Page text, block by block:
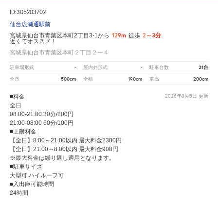
ID:305203702
仙台広瀬通駅前
宮城県仙台市青葉区本町2丁目3-1から 129m 徒歩 2～3分
近くてオススメ！
宮城県仙台市青葉区本町２丁目２ー４
駐車場形式 - 屋内外形式 - 駐車台数 21台
全長 500cm 全幅 190cm 車高 200cm
2026年8月5日 更新
■料金
全日
08:00-21:00 30分/200円
21:00-08:00 60分/100円
■上限料金
【全日】8:00～21:00以内 最大料金2300円
【全日】21:00～8:00以内 最大料金900円
※最大料金は繰り返し適用となります。
■駐車サイズ
大型可 ハイルーフ可
■入出庫可能時間
24時間